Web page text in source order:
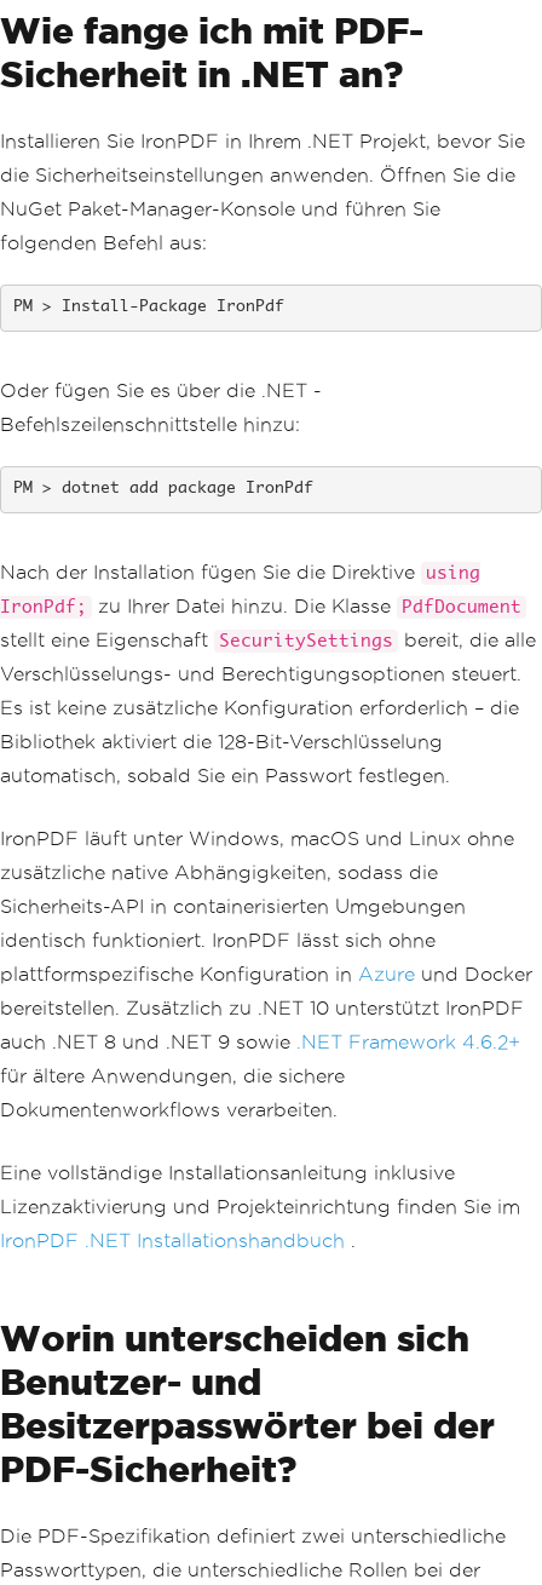
Wie fange ich mit PDF-
Sicherheit in .NET an?
Installieren Sie IronPDF in Ihrem .NET Projekt, bevor Sie
die Sicherheitseinstellungen anwenden. Öffnen Sie die
NuGet Paket-Manager-Konsole und führen Sie
folgenden Befehl aus:
Install-Package IronPdf
Oder fügen Sie es über die .NET -
Befehlszeilenschnittstelle hinzu:
dotnet add package IronPdf
Nach der Installation fügen Sie die Direktive
using
IronPdf;
zu Ihrer Datei hinzu. Die Klasse PdfDocument
stellt eine Eigenschaft SecuritySettings
bereit, die alle
Verschlüsselungs- und Berechtigungsoptionen steuert.
Es ist keine zusätzliche Konfiguration erforderlich – die
Bibliothek aktiviert die 128-Bit-Verschlüsselung
automatisch, sobald Sie ein Passwort festlegen.
IronPDF läuft unter Windows, macOS und Linux ohne
zusätzliche native Abhängigkeiten, sodass die
Sicherheits-API in containerisierten Umgebungen
identisch funktioniert. IronPDF lässt sich ohne
plattformspezifische Konfiguration in Azure und Docker
bereitstellen. Zusätzlich zu .NET 10 unterstützt IronPDF
auch .NET 8 und .NET 9 sowie .NET Framework 4.6.2+
für ältere Anwendungen, die sichere
Dokumentenworkflows verarbeiten.
Eine vollständige Installationsanleitung inklusive
Lizenzaktivierung und Projekteinrichtung finden Sie im
IronPDF .NET Installationshandbuch
Worin unterscheiden sich
Benutzer- und
Besitzerpasswörter bei der
PDF-Sicherheit?
Die PDF-Spezifikation definiert zwei unterschiedliche
Passworttypen, die unterschiedliche Rollen bei der